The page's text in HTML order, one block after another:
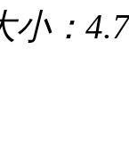
小：